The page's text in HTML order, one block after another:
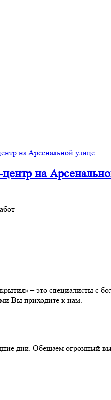
на
– это специалисты с
Вы приходите к нам.
дни. Обещаем огромный